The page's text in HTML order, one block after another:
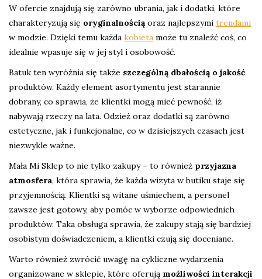
W ofercie znajdują się zarówno ubrania, jak i dodatki, które
charakteryzują się oryginalnościąoraz najlepszymi trendami
w modzie. Dzięki temu każda kobieta może tu znaleźć coś, co
idealnie wpasuje się w jej styl i osobowość.
Batuk ten wyróżnia się także szczególną dbałością o jakość
produktów. Każdy element asortymentu jest starannie
dobrany, co sprawia, że klientki mogą mieć pewność, iż
nabywają rzeczy na lata. Odzież oraz dodatki są zarówno
estetyczne, jak i funkcjonalne, co w dzisiejszych czasach jest
niezwykle ważne.
Mała Mi Sklep to nie tylko zakupy – to również przyjazna
atmosfera, która sprawia, że każda wizyta w butiku staje się
przyjemnością. Klientki są witane uśmiechem, a personel
zawsze jest gotowy, aby pomóc w wyborze odpowiednich
produktów. Taka obsługa sprawia, że zakupy stają się bardziej
osobistym doświadczeniem, a klientki czują się doceniane.
Warto również zwrócić uwagę na cykliczne wydarzenia
organizowane w sklepie, które oferują możliwości interakcji